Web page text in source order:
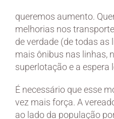
queremos aumento.
melhorias nos
de verdade (de todas as
mais ônibus nas linhas,
superlotação e a espera
É necessário que esse
vez mais força. A
ao lado da população